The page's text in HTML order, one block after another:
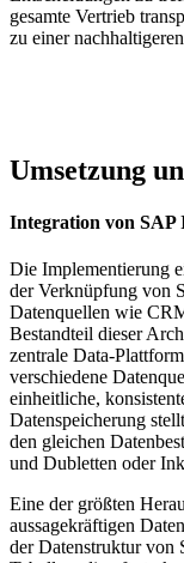
gesamte Vertrieb
zu einer
Umsetzung
Integration von SAP
Die Implementierung
der Verknüpfung von
Datenquellen wie
Bestandteil dieser
zentrale Data-
verschiedene
einheitliche,
Datenspeicherung
den gleichen
und Dubletten oder
Eine der größten
aussagekräftigen
der Datenstruktur von